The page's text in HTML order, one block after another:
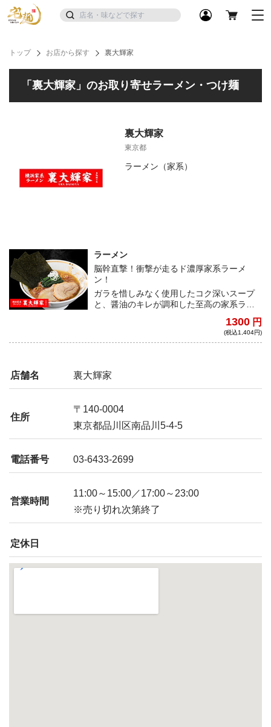
トップ お店から探す 裏大輝家
「裏大輝家」のお取り寄せラーメン・つけ麺
裏大輝家
東京都
ラーメン（家系）
ラーメン
脳幹直撃！衝撃が走るド濃厚家系ラーメ
ン！
ガラを惜しみなく使用したコク深いスープ
と、醤油のキレが調和した至高の家系ラー
1300 円
(税込1,404円)
店舗名 裏大輝家
住所
〒140-0004
東京都品川区南品川5-4-5
電話番号 03-6433-2699
営業時間
11:00～15:00／17:00～23:00
※売り切れ次第終了
定休日